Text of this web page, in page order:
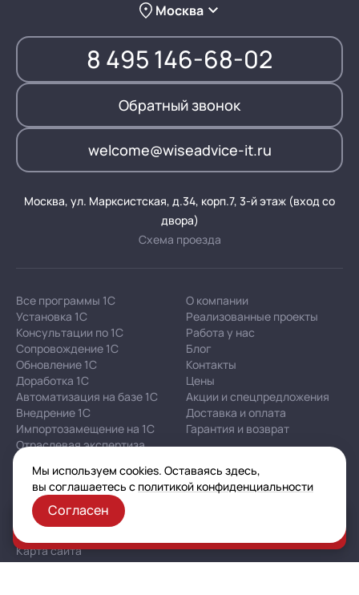
Москва
8 495 146-68-02
Обратный звонок
welcome@wiseadvice-it.ru
Москва, ул. Марксистская, д.34, корп.7, 3-й этаж (вход со
двора)
Схема проезда
Все программы 1С
Установка 1С
Консультации по 1С
Сопровождение 1С
Обновление 1С
Доработка 1С
Автоматизация на базе 1С
Внедрение 1С
Импортозамещение на 1С
Отраслевая экспертиза
О компании
Реализованные проекты
Работа у нас
Блог
Контакты
Цены
Акции и спецпредложения
Доставка и оплата
Гарантия и возврат
Корпоративная политика в отношении персональных
данных
Политика конфиденциальности
Публичная оферта
Карта сайта
Заказать консультацию
Мы используем cookies. Оставаясь здесь,
вы соглашаетесь с политикой конфиденциальности
Согласен